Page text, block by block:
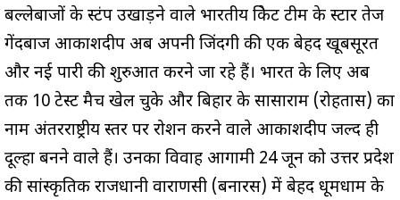
बल्लेबाजों के स्टंप उखाड़ने वाले भारतीय क्रिकेट टीम के स्टार तेज
गेंदबाज आकाशदीप अब अपनी जिंदगी की एक बेहद खूबसूरत
और नई पारी की शुरुआत करने जा रहे हैं। भारत के लिए अब
तक 10 टेस्ट मैच खेल चुके और बिहार के सासाराम (रोहतास) का
नाम अंतरराष्ट्रीय स्तर पर रोशन करने वाले आकाशदीप जल्द ही
दूल्हा बनने वाले हैं। उनका विवाह आगामी 24 जून को उत्तर प्रदेश
की सांस्कृतिक राजधानी वाराणसी (बनारस) में बेहद धूमधाम के